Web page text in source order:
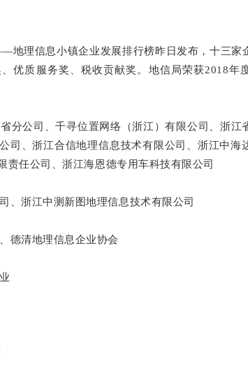
地理信息小镇企业发展排行榜昨日发布，十三家
优质服务奖、税收贡献奖。 地信局荣获2018年
分公司、千寻位置网络（浙江）有限公司、浙江
司、浙江合信地理信息技术有限公司、浙江中海
责任公司、浙江海恩德专用车科技有限公司
、浙江中测新图地理信息技术有限公司
德清地理信息企业协会